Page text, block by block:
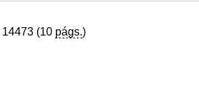
(10 págs.)